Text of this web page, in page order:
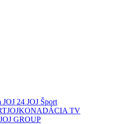
JOJ 24 JOJ Šport
JOJKONADÁCIA TV
JOJ GROUP